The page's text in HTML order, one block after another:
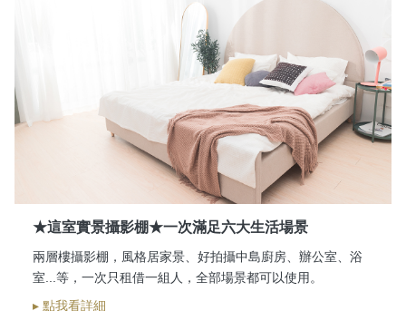
★這室實景攝影棚★一次滿足六大生活場景
兩層樓攝影棚，風格居家景、好拍攝中島廚房、辦公室、浴
室...等，一次只租借一組人，全部場景都可以使用。
▸ 點我看詳細